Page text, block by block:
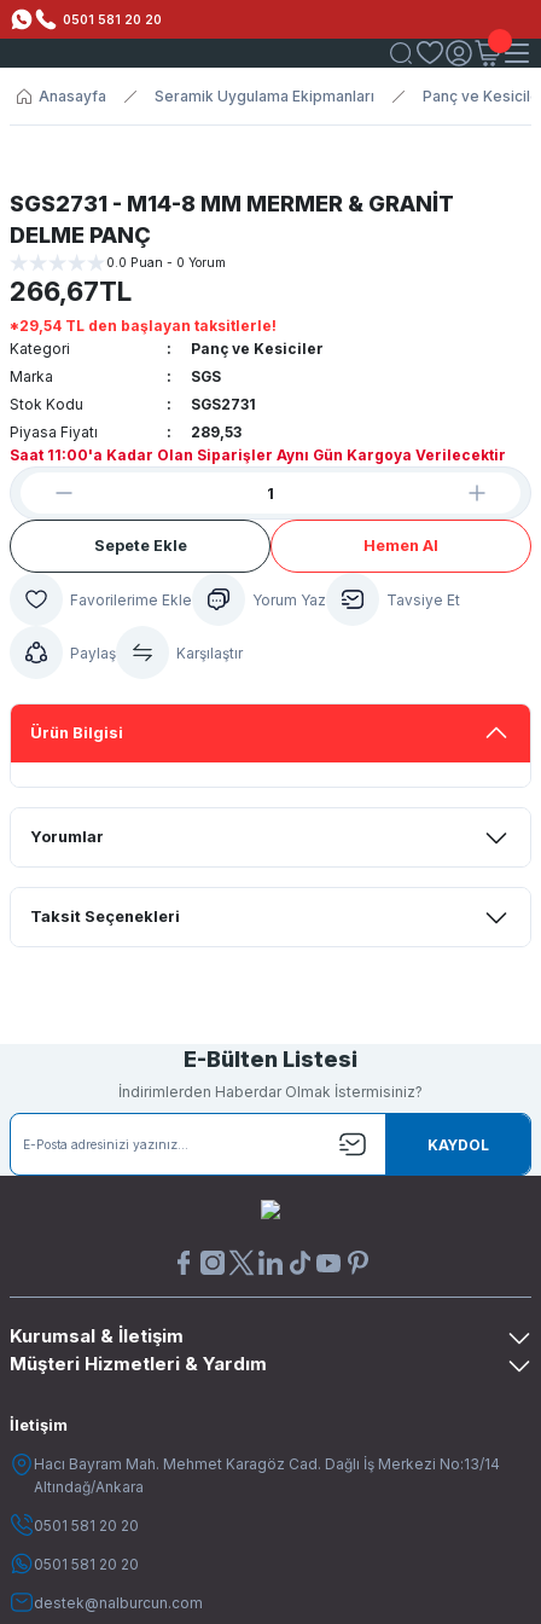
0501 581 20 20
Anasayfa Seramik Uygulama Ekipmanları Panç ve
SGS2731 - M14-8 MM MERMER & GRANİT
DELME PANÇ
0.0 Puan - 0 Yorum
266,67TL
*29,54 TL den başlayan taksitlerle!
Kategori
Panç ve Kesiciler
Marka
SGS
Stok Kodu
SGS2731
Piyasa Fiyatı
289,53
Saat 11:00'a Kadar Olan Siparişler Aynı Gün Kargoya Verilecektir
Sepete Ekle Hemen Al
Yorum Yaz Tavsiye Et
Paylaş Karşılaştır
Ürün Bilgisi
Yorumlar
Bu ürüne ilk yorumu siz yapın!
Taksit Seçenekleri
E-Bülten Listesi
İndirimlerden Haberdar Olmak İstermisiniz?
KAYDOL
Kurumsal & İletişim
Müşteri Hizmetleri & Yardım
İletişim
Hacı Bayram Mah. Mehmet Karagöz Cad. Dağlı İş Merkezi No:13/14
Altındağ/Ankara
0501 581 20 20
0501 581 20 20
destek@nalburcun.com